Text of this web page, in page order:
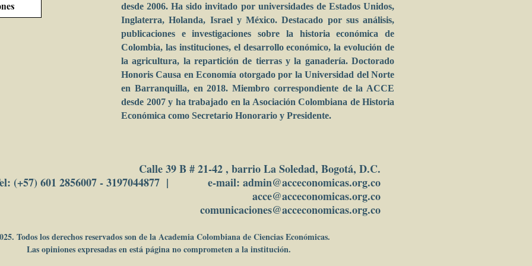
desde 2006. Ha sido invitado por universidades de Estados Unidos,
Inglaterra, Holanda, Israel y México. Destacado por sus análisis,
publicaciones e investigaciones sobre la historia económica de
Colombia, las instituciones, el desarrollo económico, la evolución de
la agricultura, la repartición de tierras y la ganadería. Doctorado
Honoris Causa en Economía otorgado por la Universidad del Norte
en Barranquilla, en 2018. Miembro correspondiente de la ACCE
desde 2007 y ha trabajado en la Asociación Colombiana de Historia
Económica como Secretario Honorario y Presidente.
Calle 39 B # 21-42 , barrio La Soledad, Bogotá, D.C.
(+57) 601 2856007 - 3197044877 | e-mail: admin@acceconomicas.org.co
acce@acceconomicas.org.co
comunicaciones@acceconomicas.org.co
Todos los derechos reservados son de la Academia Colombiana de Ciencias Económicas.
Las opiniones expresadas en está página no comprometen a la institución.